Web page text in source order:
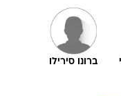
ברונו סירילו